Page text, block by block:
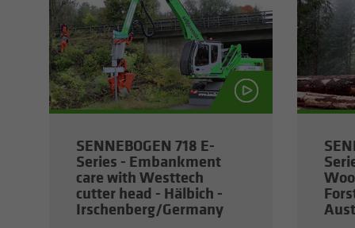
SENNEBOGEN 718 E-
Series - Embankment
care with Westtech
cutter head - Hälbich -
Irschenberg/Germany